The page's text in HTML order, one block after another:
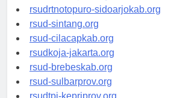
rsudksa-depok.org
rsudrtnotopuro-sidoarjokab.org
rsud-sintang.org
rsud-cilacapkab.org
rsudkoja-jakarta.org
rsud-brebeskab.org
rsud-sulbarprov.org